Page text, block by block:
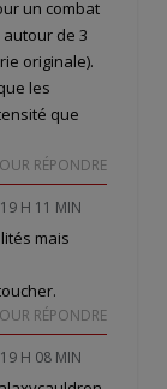
un combat
de 3
originale).
les
que
RÉPONDRE
H 11 MIN
mais
RÉPONDRE
H 08 MIN